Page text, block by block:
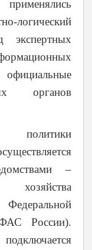
логический
экспертных
органов
политики
–
хозяйства
России).